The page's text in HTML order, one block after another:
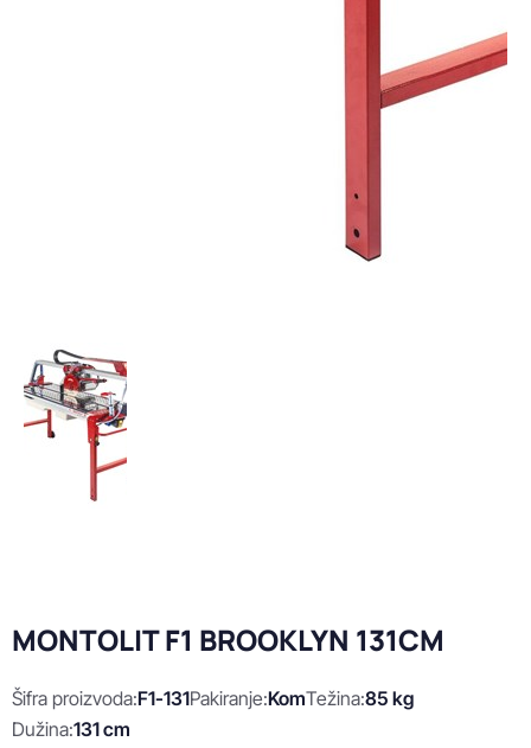
MONTOLIT F1 BROOKLYN 131CM
Šifra proizvoda:F1-131Pakiranje:KomTežina:85 kg
Dužina:131 cm